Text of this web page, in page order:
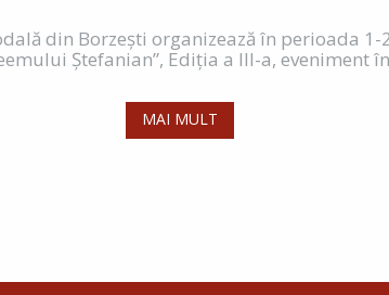
din Borzești organizează în perioada 1-
Ștefanian”, Ediţia a III-a, eveniment
MAI MULT